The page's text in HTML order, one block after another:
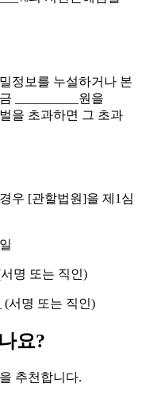
정보를 누설하거나 본
__________원을
을 초과하면 그 초과
우 [관할법원]을 제1심
서명 또는 직인)
(서명 또는 직인)
요?
추천합니다.